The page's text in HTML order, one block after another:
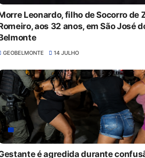
Leonardo, filho de Socorro de
aos 32 anos, em São José
GEOBELMONTE 14 JULHO
é agredida durante